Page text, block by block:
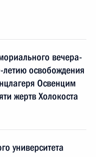
вечера-
освобождения
Освенцим
жертв Холокоста
университета